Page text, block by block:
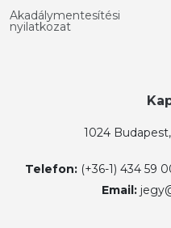
Akadálymentesítési
nyilatkozat
1024
Telefon: (+36-1) 434 59
Email: